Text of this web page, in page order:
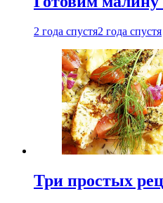
2 года спустя2 года спустя
Три простых